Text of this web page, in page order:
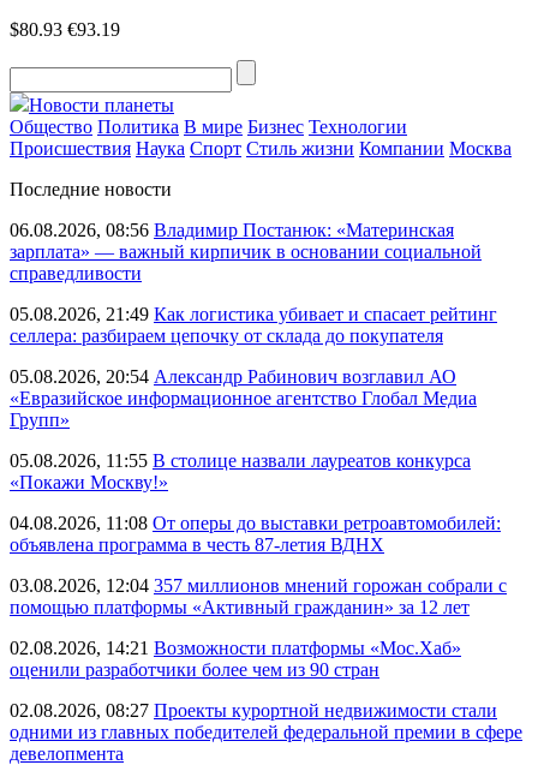
$80.93 €93.19
Новости планеты
Общество Политика В мире Бизнес Технологии
Происшествия Наука Спорт Стиль жизни Компании Москва
Последние новости
06.08.2026, 08:56 Владимир Постанюк: «Материнская
зарплата» — важный кирпичик в основании социальной
справедливости
05.08.2026, 21:49 Как логистика убивает и спасает рейтинг
селлера: разбираем цепочку от склада до покупателя
05.08.2026, 20:54 Александр Рабинович возглавил АО
«Евразийское информационное агентство Глобал Медиа
Групп»
05.08.2026, 11:55 В столице назвали лауреатов конкурса
«Покажи Москву!»
04.08.2026, 11:08 От оперы до выставки ретроавтомобилей:
объявлена программа в честь 87-летия ВДНХ
03.08.2026, 12:04 357 миллионов мнений горожан собрали с
помощью платформы «Активный гражданин» за 12 лет
02.08.2026, 14:21 Возможности платформы «Мос.Хаб»
оценили разработчики более чем из 90 стран
02.08.2026, 08:27 Проекты курортной недвижимости стали
одними из главных победителей федеральной премии в сфере
девелопмента